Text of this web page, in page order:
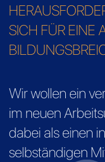
SICH FÜR EINE
Wir wollen ein
im neuen
dabei als einen
selbständigen